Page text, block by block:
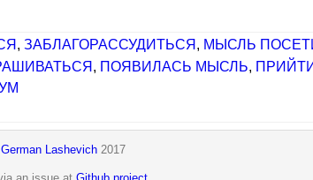
, ЗАБЛАГОРАССУДИТЬСЯ , МЫСЛЬ
, ПОЯВИЛАСЬ МЫСЛЬ,
German Lashevich 2017